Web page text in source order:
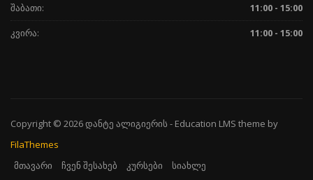
შაბათი:
11:00 - 15:00
კვირა:
11:00 - 15:00
Copyright © 2026დანტე ალიგიერის - Education LMS theme by
FilaThemes
მთავარი
ჩვენ შესახებ კურსები
სიახლე